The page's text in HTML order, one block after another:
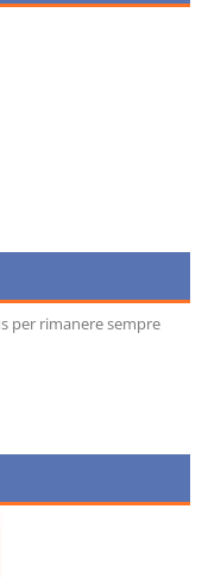
per rimanere sempre